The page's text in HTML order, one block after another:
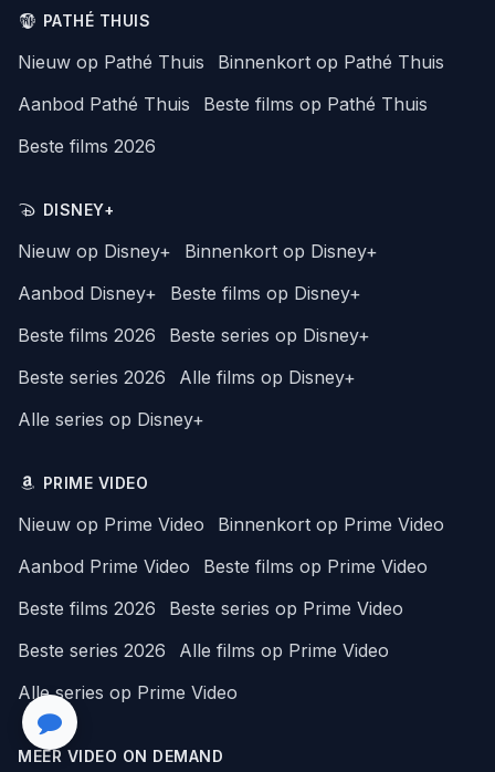
PATHÉ THUIS
Nieuw op Pathé Thuis
Binnenkort op Pathé Thuis
Aanbod Pathé Thuis
Beste films op Pathé Thuis
Beste films 2026
DISNEY+
Nieuw op Disney+
Binnenkort op Disney+
Aanbod Disney+
Beste films op Disney+
Beste films 2026
Beste series op Disney+
Beste series 2026
Alle films op Disney+
Alle series op Disney+
PRIME VIDEO
Nieuw op Prime Video
Binnenkort op Prime Video
Aanbod Prime Video
Beste films op Prime Video
Beste films 2026
Beste series op Prime Video
Beste series 2026
Alle films op Prime Video
Alle series op Prime Video
MEER VIDEO ON DEMAND